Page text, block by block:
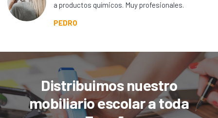
a productos químicos. Muy profesionales.
PEDRO
Distribuimos nuestro
mobiliario escolar a toda